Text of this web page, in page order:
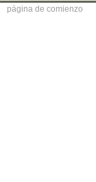
página de comienzo